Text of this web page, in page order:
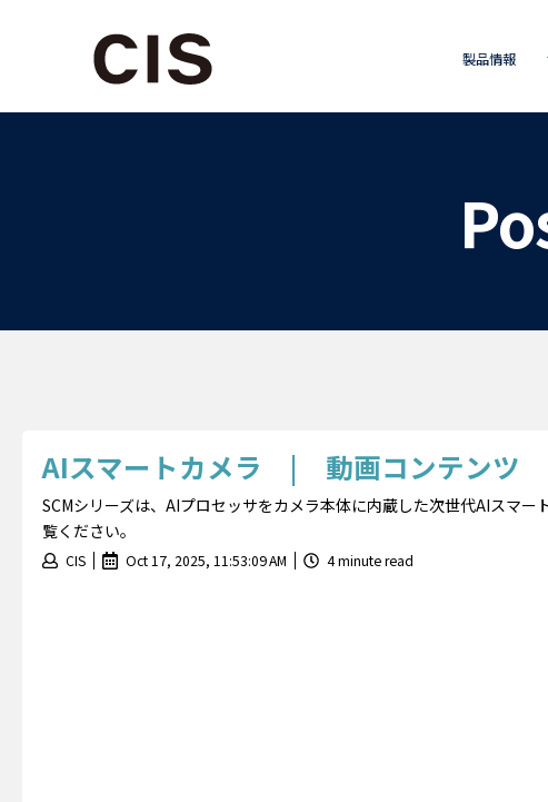
製品情報
AIスマートカメラ | 動画コンテンツ
SCMシリーズは、AIプロセッサをカメラ本体に内蔵した次世代AIスマ
覧ください。
CIS Oct 17, 2025, 11:53:09 AM 4 minute read